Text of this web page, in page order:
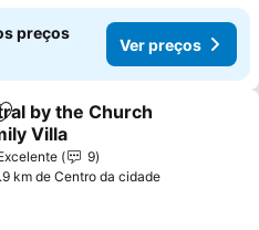
preços
Ver preços
Adicionar aos favoritos
by the Church
Villa
9
km de Centro da cidade